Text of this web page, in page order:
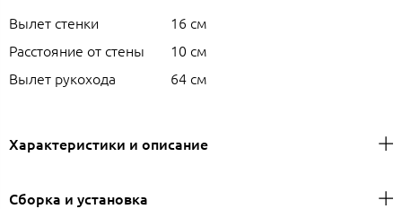
Вылет стенки
16 см
Расстояние от стены
10 см
Вылет рукохода
64 см
Характеристики и описание
Сборка и установка